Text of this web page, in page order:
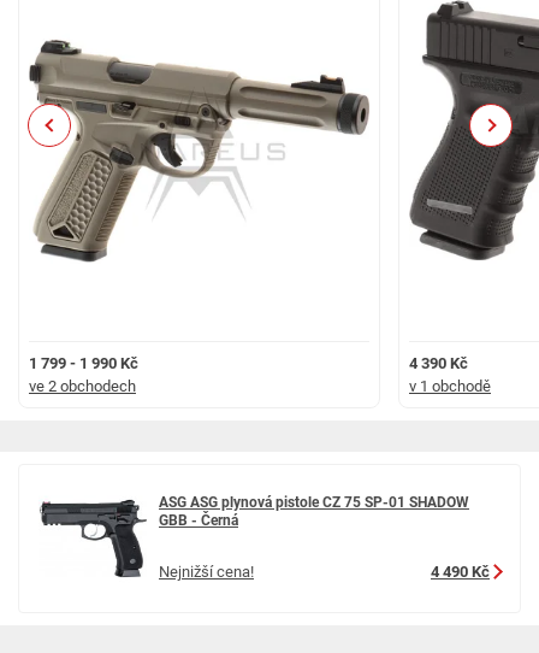
1 799 - 1 990 Kč
ve 2 obchodech
4 390 Kč
v 1 obchodě
Previous Next
ASG ASG plynová pistole CZ 75 SP-01 SHADOW
GBB - Černá
Nejnižší cena! 4 490 Kč